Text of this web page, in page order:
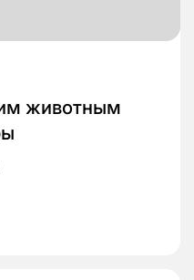
животным